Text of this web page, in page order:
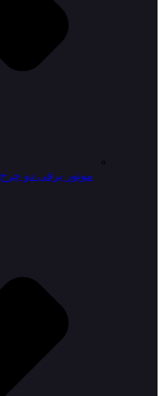
موتور برقی دو چرخ